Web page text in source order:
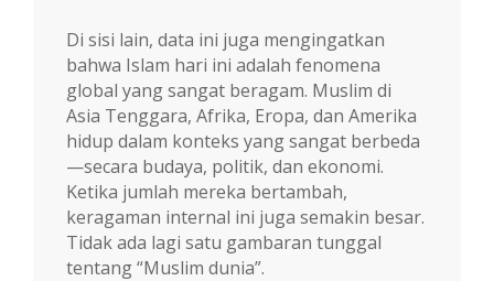
Di sisi lain, data ini juga mengingatkan
bahwa Islam hari ini adalah fenomena
global yang sangat beragam. Muslim di
Asia Tenggara, Afrika, Eropa, dan Amerika
hidup dalam konteks yang sangat berbeda
—secara budaya, politik, dan ekonomi.
Ketika jumlah mereka bertambah,
keragaman internal ini juga semakin besar.
Tidak ada lagi satu gambaran tunggal
tentang “Muslim dunia”.